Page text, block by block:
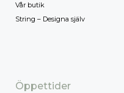
Vår butik
String – Designa själv
Öppettider